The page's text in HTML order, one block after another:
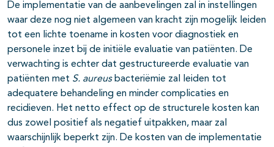
De implementatie van de aanbevelingen zal in instellingen
waar deze nog niet algemeen van kracht zijn mogelijk leiden
tot een lichte toename in kosten voor diagnostiek en
personele inzet bij de initiële evaluatie van patiënten. De
verwachting is echter dat gestructureerde evaluatie van
patiënten met S. aureus bacteriëmie zal leiden tot
adequatere behandeling en minder complicaties en
recidieven. Het netto effect op de structurele kosten kan
dus zowel positief als negatief uitpakken, maar zal
waarschijnlijk beperkt zijn. De kosten van de implementatie